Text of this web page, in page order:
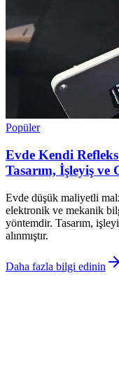
Popüler
Evde Kendi
Tasarım, İşleyiş ve
Evde düşük maliyetli
elektronik ve mekanik
yöntemdir. Tasarım,
alınmıştır.
Daha fazla bilgi edinin